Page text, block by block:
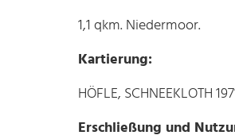
1,1 qkm. Niedermoor.
Kartierung:
HÖFLE, SCHNEEKLOTH
Erschließung und